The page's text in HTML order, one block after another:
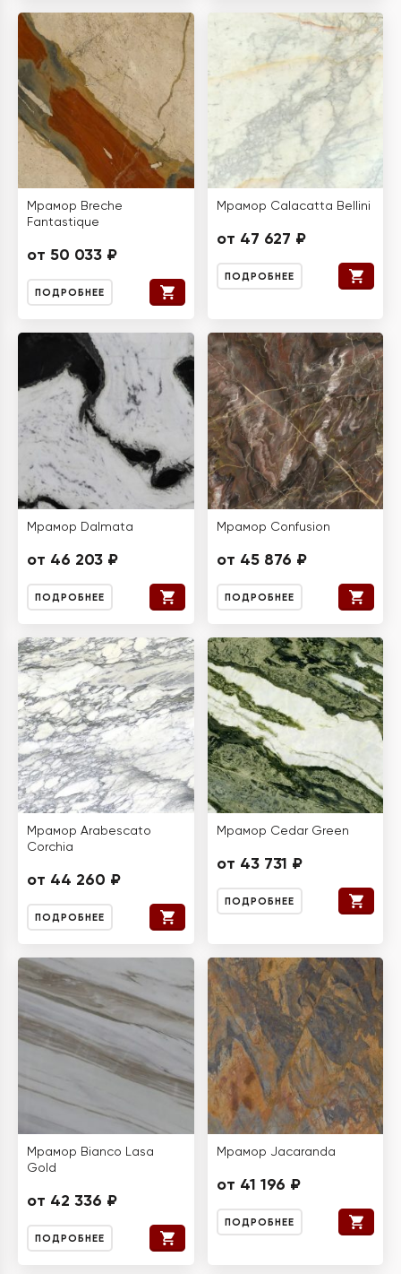
Мрамор Breche
Fantastique
от 50 033 ₽
ПОДРОБНЕЕ
Мрамор Calacatta Bellini
от 47 627 ₽
ПОДРОБНЕЕ
Мрамор Dalmata
от 46 203 ₽
ПОДРОБНЕЕ
Мрамор Confusion
от 45 876 ₽
ПОДРОБНЕЕ
Мрамор Arabescato
Corchia
от 44 260 ₽
ПОДРОБНЕЕ
Мрамор Cedar Green
от 43 731 ₽
ПОДРОБНЕЕ
Мрамор Bianco Lasa
Gold
от 42 336 ₽
ПОДРОБНЕЕ
Мрамор Jacaranda
от 41 196 ₽
ПОДРОБНЕЕ